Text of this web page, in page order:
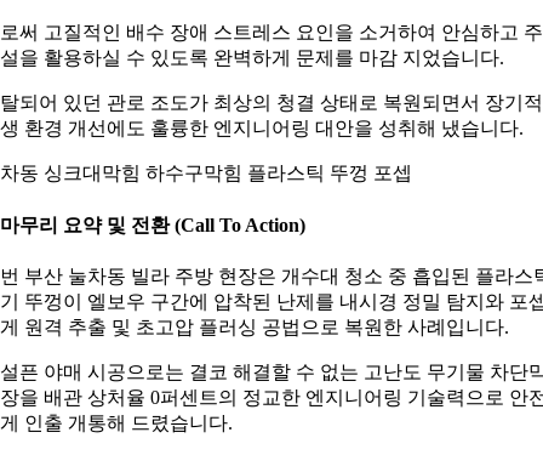
써 고질적인 배수 장애 스트레스 요인을 소거하여 안심하고
을 활용하실 수 있도록 완벽하게 문제를 마감 지었습니다.
되어 있던 관로 조도가 최상의 청결 상태로 복원되면서 장기
환경 개선에도 훌륭한 엔지니어링 대안을 성취해 냈습니다.
동 싱크대막힘 하수구막힘 플라스틱 뚜껑 포셉
무리 요약 및 전환 (Call To Action)
부산 눌차동 빌라 주방 현장은 개수대 청소 중 흡입된 플라스
뚜껑이 엘보우 구간에 압착된 난제를 내시경 정밀 탐지와 포
원격 추출 및 초고압 플러싱 공법으로 복원한 사례입니다.
픈 야매 시공으로는 결코 해결할 수 없는 고난도 무기물 차단
을 배관 상처율 0퍼센트의 정교한 엔지니어링 기술력으로 안
인출 개통해 드렸습니다.